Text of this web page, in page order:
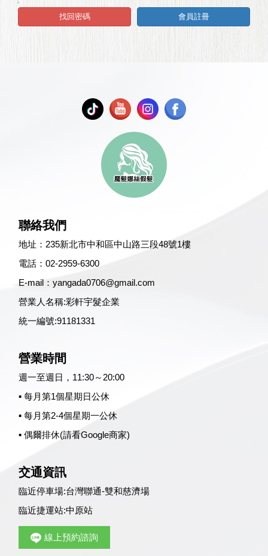
找回密碼 會員註冊
聯絡我們
地址：235新北市中和區中山路三段48號1樓
電話：02-2959-6300
E-mail：yangada0706@gmail.com
營業人名稱:彩軒宇髮企業
統一編號:91181331
營業時間
週一至週日，11:30～20:00
▪ 每月第1個星期日公休
▪ 每月第2-4個星期一公休
▪ 偶爾排休(請看Google商家)
交通資訊
臨近停車場:台灣聯通-雙和慈濟場
臨近捷運站:中原站
線上預約諮詢